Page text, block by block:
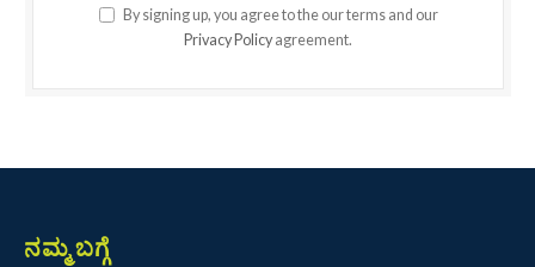
By signing up, you agree to the our terms and our
Privacy Policy agreement.
ನಮ್ಮ ಬಗ್ಗೆ